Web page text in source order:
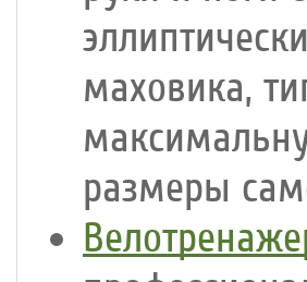
маховика,
размеры